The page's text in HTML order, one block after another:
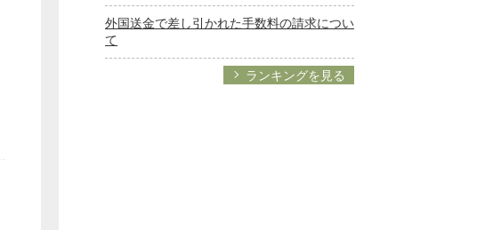
外国送金で差し引かれた手数料の請求につい
て
ランキングを見る